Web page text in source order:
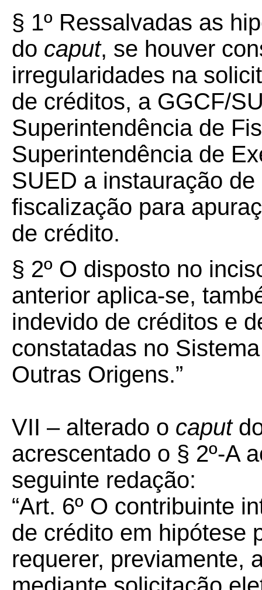
§ 1º Ressalvadas as
do caput, se houver
irregularidades na
de créditos, a GGCF/
Superintendência de
Superintendência de
SUED a instauração
fiscalização para
de crédito.
§ 2º O disposto no
anterior aplica-se,
indevido de créditos e
constatadas no
Outras Origens.”
VII – alterado o caput
acrescentado o § 2º-A
seguinte redação:
“Art. 6º O contribuinte
de crédito em hipótese
requerer, previamente,